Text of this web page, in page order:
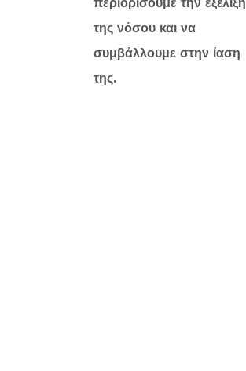
της νόσου και να
συμβάλλουμε στην ίαση
της.